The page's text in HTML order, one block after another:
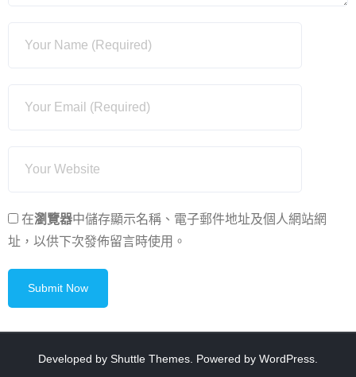
在瀏覽器中儲存顯示名稱、電子郵件地址及個人網站網
址，以供下次發佈留言時使用。
Developed by Shuttle Themes . Powered by WordPress